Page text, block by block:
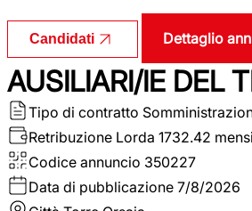
Candidati Dettaglio
AUSILIARI/IE DEL
Tipo di contratto
Retribuzione Lorda 1732.42
Codice annuncio 350227
Data di pubblicazione 7/8/2026